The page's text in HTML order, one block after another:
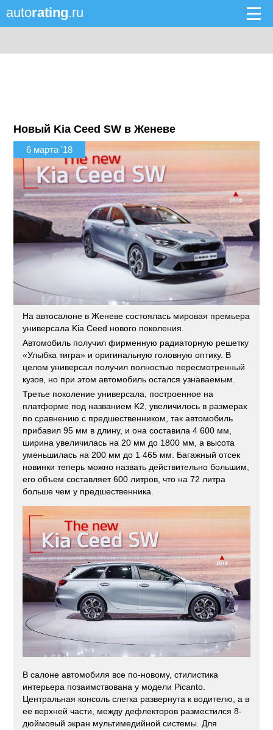
autorating.ru
Новый Kia Ceed SW в Женеве
6 марта '18
На автосалоне в Женеве состоялась мировая премьера
универсала Kia Ceed нового поколения.
Автомобиль получил фирменную радиаторную решетку
«Улыбка тигра» и оригинальную головную оптику. В
целом универсал получил полностью пересмотренный
кузов, но при этом автомобиль остался узнаваемым.
Третье поколение универсала, построенное на
платформе под названием K2, увеличилось в размерах
по сравнению с предшественником, так автомобиль
прибавил 95 мм в длину, и она составила 4 600 мм,
ширина увеличилась на 20 мм до 1800 мм, а высота
уменьшилась на 200 мм до 1 465 мм. Багажный отсек
новинки теперь можно назвать действительно большим,
его объем составляет 600 литров, что на 72 литра
больше чем у предшественника.
В салоне автомобиля все по-новому, стилистика
интерьера позаимствована у модели Picanto.
Центральная консоль слегка развернута к водителю, а в
ее верхней части, между дефлекторов разместился 8-
дюймовый экран мультимедийной системы. Для